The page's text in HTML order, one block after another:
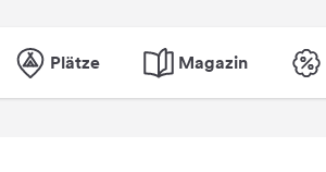
Plätze Magazin